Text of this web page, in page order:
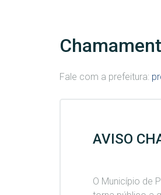
Fale com a prefeitura:
AVISO
O Município de